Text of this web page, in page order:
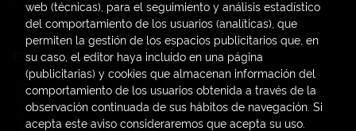
Contacto
C/ Amadeo de Saboya, 4
(+34) 963828968
latendauv@fundacio.es
web (técnicas), para el seguimiento y análisis estadístico
del comportamiento de los usuarios (analíticas), que
permiten la gestión de los espacios publicitarios que, en
su caso, el editor haya incluido en una página
(publicitarias) y cookies que almacenan información del
comportamiento de los usuarios obtenida a través de la
observación continuada de sus hábitos de navegación. Si
acepta este aviso consideraremos que acepta su uso.